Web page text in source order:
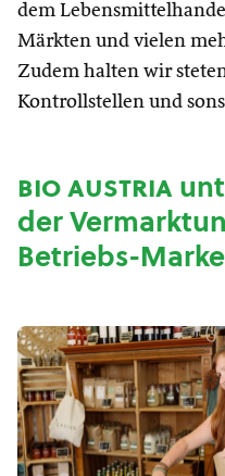
dem
Märkten und vielen
Zudem halten wir
Kontrollstellen und
bio austria
der
Betriebs-